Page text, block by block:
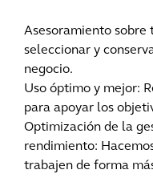
Asesoramiento sobre
seleccionar y
negocio.
Uso óptimo y mejor:
para apoyar los
Optimización de la
rendimiento:
trabajen de forma